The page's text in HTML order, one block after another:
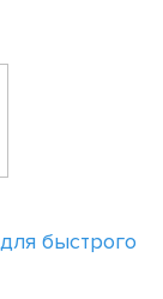
быстрого